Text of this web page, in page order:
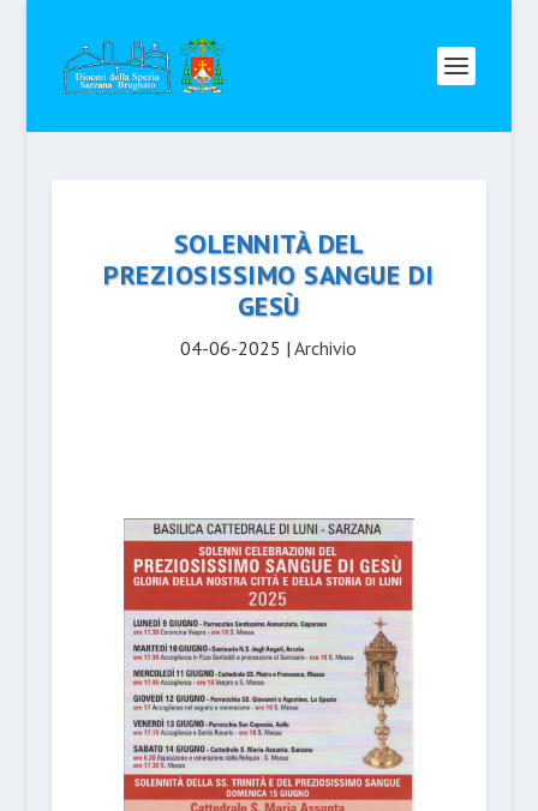
SOLENNITÀ DEL
PREZIOSISSIMO SANGUE DI
GESÙ
04-06-2025 |Archivio